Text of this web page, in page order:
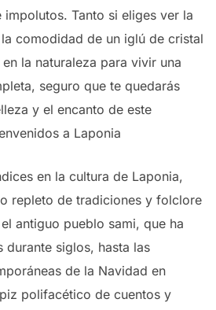
impolutos. Tanto si eliges ver la
comodidad de un iglú de cristal
la naturaleza para vivir una
seguro que te quedarás
y el encanto de este
a Laponia
en la cultura de Laponia,
repleto de tradiciones y folclore
antiguo pueblo sami, que ha
durante siglos, hasta las
de la Navidad en
polifacético de cuentos y